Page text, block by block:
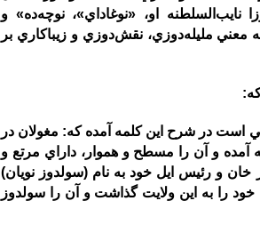
نايب‌السلطنه او، «نوغاداي»، نوچه‌ده» و
مليله‌دوزي، نقش‌دوزي و زيباكاري بر
:
: مغولان در
و آن را مسطح و هموار، داراي مرتع و
خان و رئيس ايل خود به نام (سولدوز نويان)
خود را به اين ولايت گذاشت و آن را سولدوز